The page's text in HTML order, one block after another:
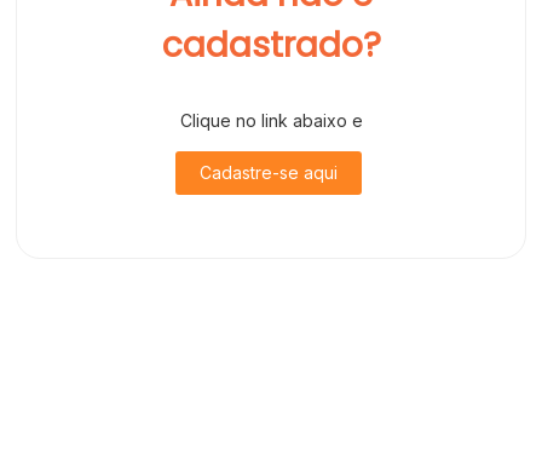
cadastrado?
Clique no link abaixo e
Cadastre-se aqui